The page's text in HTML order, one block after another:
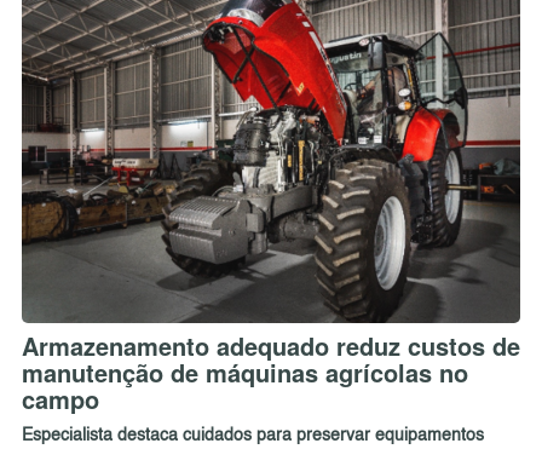
Armazenamento adequado reduz custos de
manutenção de máquinas agrícolas no
campo
Especialista destaca cuidados para preservar equipamentos